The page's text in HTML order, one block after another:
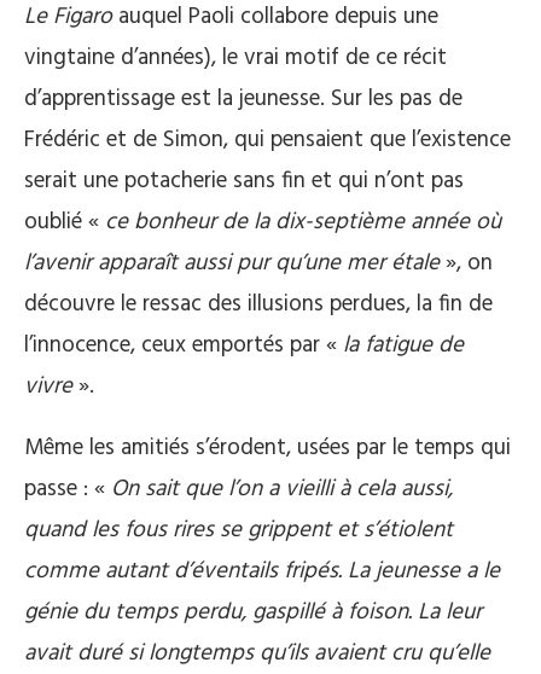
Le Figaroauquel Paoli collabore depuis une
vingtaine d’années), le vrai motif de ce récit
d’apprentissage est la jeunesse. Sur les pas de
Frédéric et de Simon, qui pensaient que l’existence
serait une potacherie sans fin et qui n’ont pas
oublié « ce bonheur de la dix-septième année où
l’avenir apparaît aussi pur qu’une mer étale», on
découvre le ressac des illusions perdues, la fin de
l’innocence, ceux emportés par « la fatigue de
vivre».
Même les amitiés s’érodent, usées par le temps qui
passe : « On sait que l’on a vieilli à cela aussi,
quand les fous rires se grippent et s’étiolent
comme autant d’éventails fripés. La jeunesse a le
génie du temps perdu, gaspillé à foison. La leur
avait duré si longtemps qu’ils avaient cru qu’elle